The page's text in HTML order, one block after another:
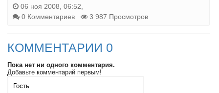
06 ноя 2008, 06:52,
0 Комментариев
3 987 Просмотров
КОММЕНТАРИИ 0
Пока нет ни одного комментария.
Добавьте комментарий первым!